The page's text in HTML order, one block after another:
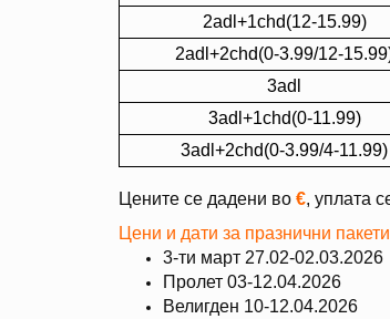
2adl+1chd(12-15.99)
2adl+2chd(0-3.99/12-
3adl
3adl+1chd(0-11.99)
3adl+2chd(0-3.99/4-11.99)
Цените се дадени во €, уплата
Цени и дати за празнични
3-ти март 27.02-02.03.2026
Пролет 03-12.04.2026
Велигден 10-12.04.2026